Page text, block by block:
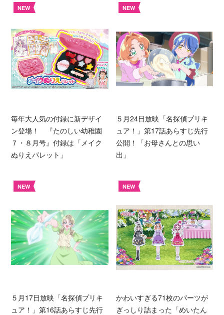
NEW
毎年大人気の付録に新デザイ
ン登場！ 『たのしい幼稚園
７・８月号』付録は「メイク
ぬりえパレット」
NEW
５月24日放映「名探偵プリキ
ュア！」第17話あらすじ先行
公開！「お母さんとの思い
出」
NEW
５月17日放映「名探偵プリキ
ュア！」第16話あらすじ先行
NEW
かわいすぎる71枚のパーツが
ぎっしり詰まった「めいたん